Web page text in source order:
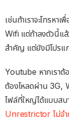
เช่นถ้าเราจะโทรหา
Wifi แต่ถ้าลงตัวนี้แล้
สำคัญ แต่ยังมีโปรแ
Youtube หากเราต้
ต้องโหลดผ่าน 3G,
ไฟล์ที่ใหญ่ได้แบบสบ
Unrestrictor ไม่จ